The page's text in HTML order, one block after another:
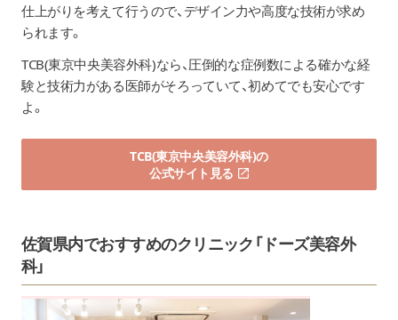
仕上がりを考えて行うので、デザイン力や高度な技術が求め
られます。
TCB(東京中央美容外科)なら、圧倒的な症例数による確かな経
験と技術力がある医師がそろっていて、初めてでも安心です
よ。
TCB(東京中央美容外科)の
公式サイト見る
佐賀県内でおすすめのクリニック「ドーズ美容外
科」